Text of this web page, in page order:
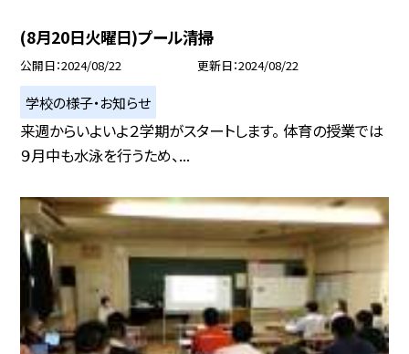
(8月20日火曜日)プール清掃
公開日 2024/08/22 更新日 2024/08/22
学校の様子・お知らせ
来週からいよいよ２学期がスタートします。 体育の授業では
９月中も水泳を行うため、...